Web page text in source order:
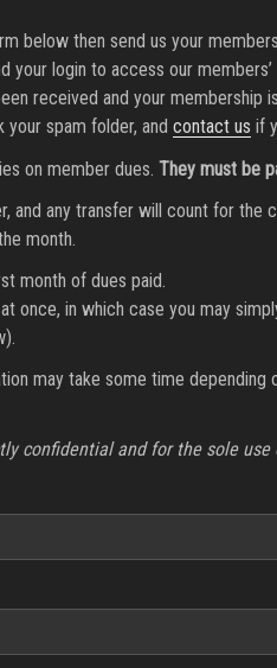
below then send us your
your login to access our members’
received and your membership
spam folder, and contact us if
on member dues. They must be
and any transfer will count for the
month.
month of dues paid.
once, in which case you may
may take some time depending
confidential and for the sole use